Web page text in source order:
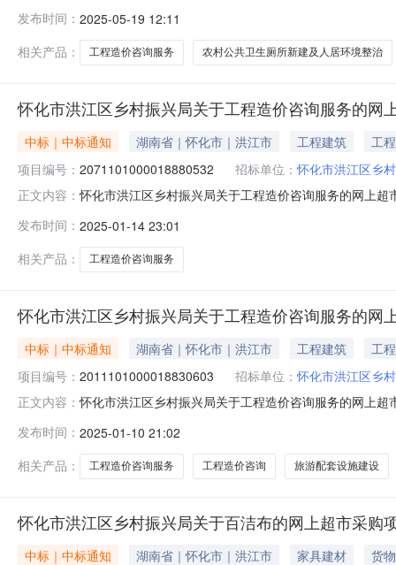
目所在行政区划名称:湖南省怀化市洪江管理区报价起止
发布时间： 2025-05-19 12:11
相关产品：
工程造价咨询服务 农村公共卫生厕所新建及人居环境整治
怀化市洪江区乡村振兴局关于工程造价咨询服务的网
中标｜中标通知 湖南省｜怀化市｜洪江市 工程建筑
工程
项目编号： 2071101000018880532 招标单位： 怀化市洪江区乡
正文内容： 怀化市洪江区乡村振兴局关于工程造价咨询服务的网上
目所在行政区划名称:湖南省怀化市洪江管理区报价起止
发布时间： 2025-01-14 23:01
相关产品：
工程造价咨询服务
怀化市洪江区乡村振兴局关于工程造价咨询服务的网
中标｜中标通知 湖南省｜怀化市｜洪江市 工程建筑
工程
项目编号： 2011101000018830603 招标单位： 怀化市洪江区乡
正文内容： 怀化市洪江区乡村振兴局关于工程造价咨询服务的网上
目所在行政区划名称:湖南省怀化市洪江管理区报价起止
发布时间： 2025-01-10 21:02
相关产品：
工程造价咨询服务 工程造价咨询 旅游配套设施建设
怀化市洪江区乡村振兴局关于百洁布的网上超市采购
中标｜中标通知 湖南省｜怀化市｜洪江市 家具建材
货物